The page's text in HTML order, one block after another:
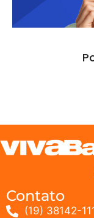
Contato
(19) 38142-